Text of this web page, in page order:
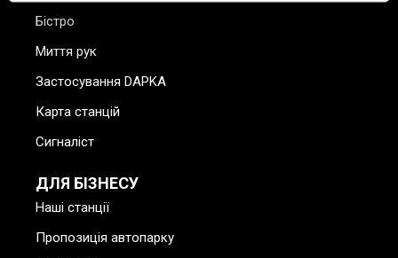
Бістро
Миття рук
Застосування DAPKA
Карта станцій
Сигналіст
ДЛЯ БІЗНЕСУ
Наші станції
Пропозиція автопарку